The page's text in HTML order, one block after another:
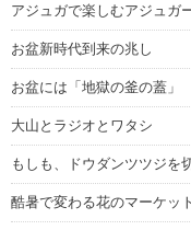
アジュガで楽しむアジュガ
お盆新時代到来の兆し
お盆には「地獄の釜の蓋」
大山とラジオとワタシ
もしも、ドウダンツツジを
酷暑で変わる花のマーケッ